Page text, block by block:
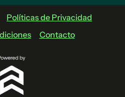
Políticas de Privacidad
Contacto